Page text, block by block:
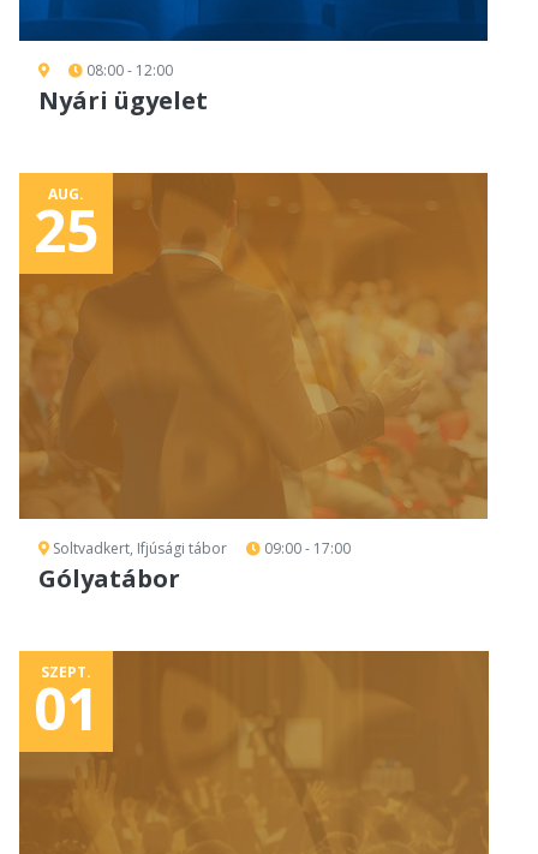
08:00 - 12:00
Nyári ügyelet
25
AUG.
Soltvadkert, Ifjúsági tábor 09:00 - 17:00
Gólyatábor
01
SZEPT.